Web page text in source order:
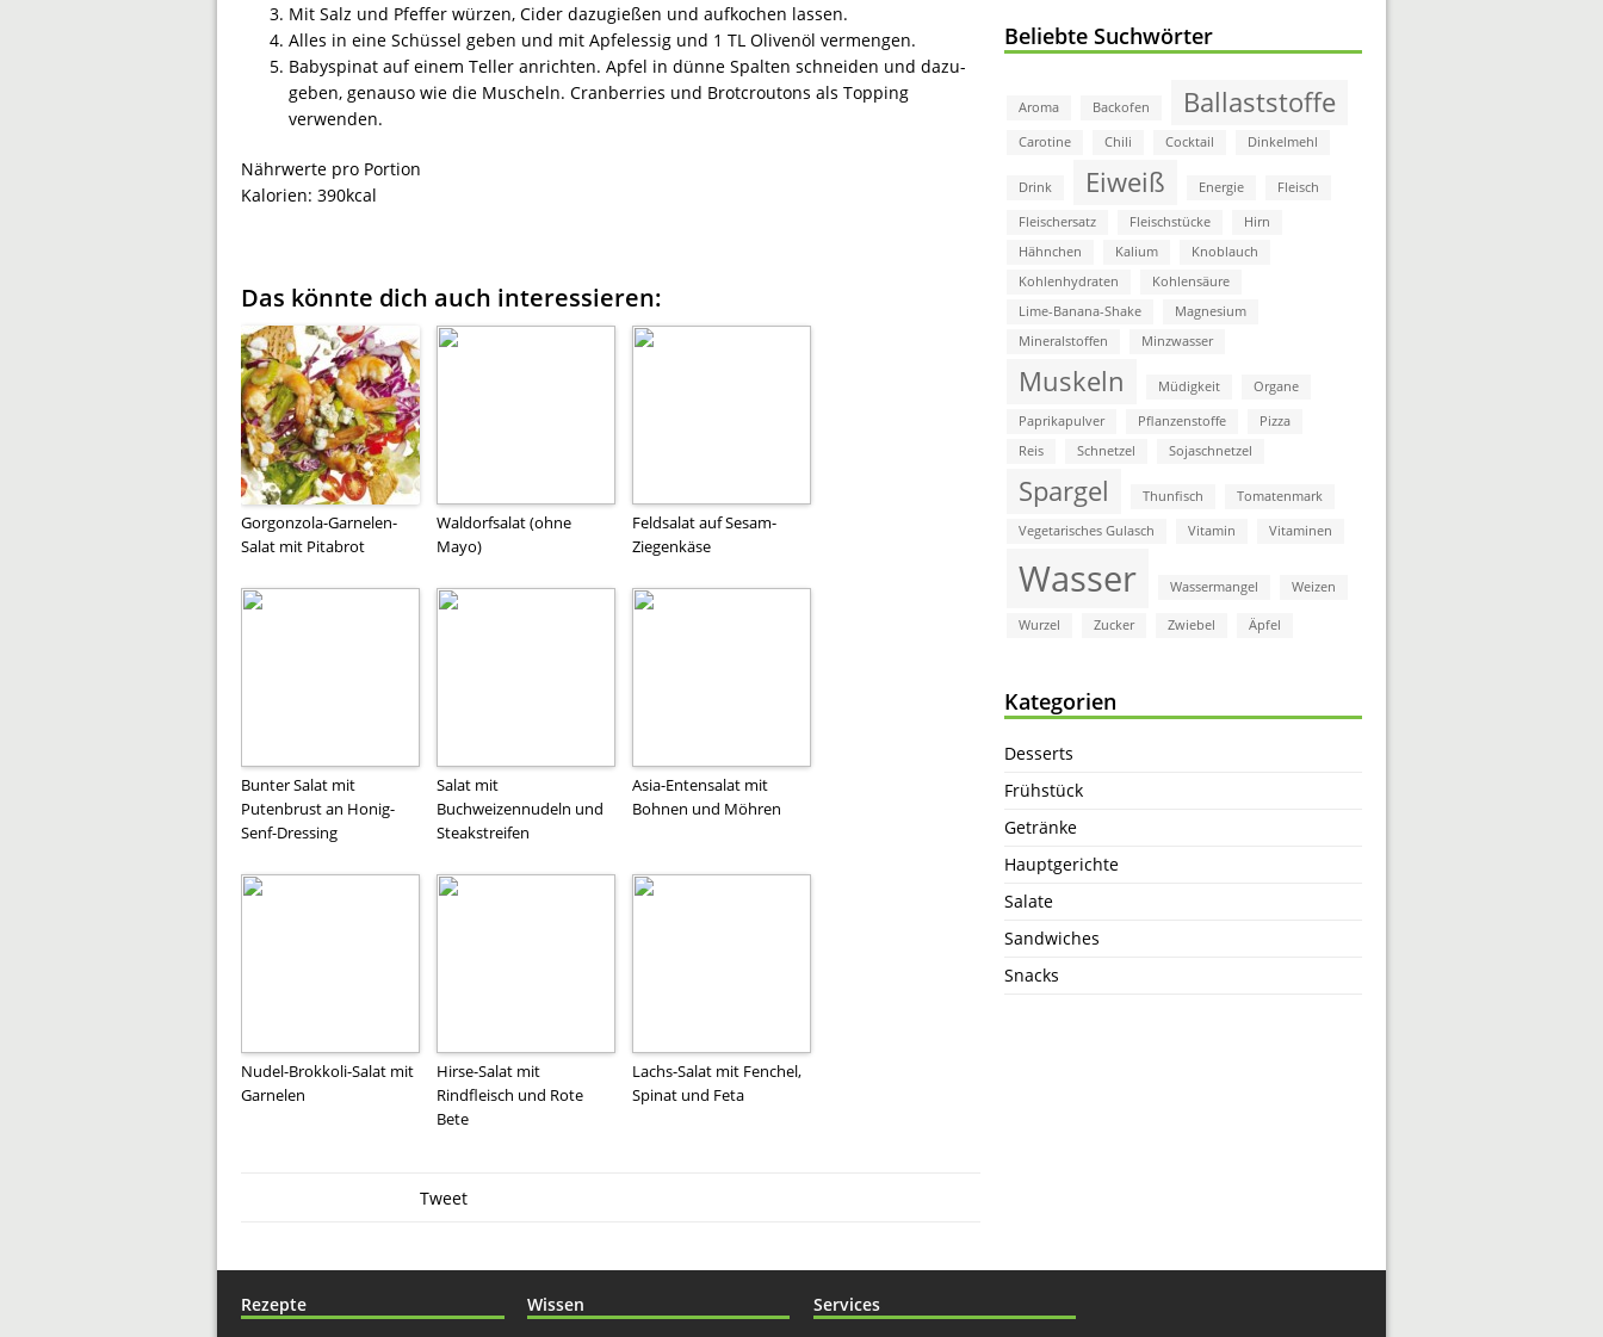
Mit Salz und Pfeffer würzen, Cider dazugießen und auf­kochen lassen.
Alles in eine Schüssel geben und mit Apfelessig und 1 TL Olivenöl vermengen.
Babyspinat auf einem Teller anrichten. Apfel in dünne Spalten schneiden und dazu­
geben, genauso wie die Muscheln. Cranberries und Brotcroutons als Topping
verwenden.
Nährwerte pro Portion
Kalorien: 390kcal
Das könnte dich auch interessieren:
Gorgonzola-Garnelen-
Salat mit Pitabrot
Waldorfsalat (ohne
Mayo)
Feldsalat auf Sesam-
Ziegenkäse
Bunter Salat mit
Putenbrust an Honig-
Senf-Dressing
Salat mit
Buchweizennudeln und
Steakstreifen
Asia-Entensalat mit
Bohnen und Möhren
Nudel-Brokkoli-Salat mit
Garnelen
Hirse-Salat mit
Rindfleisch und Rote
Bete
Lachs-Salat mit Fenchel,
Spinat und Feta
Tweet
Beliebte Suchwörter
Aroma Backofen Ballaststoffe
Carotine Chili Cocktail Dinkelmehl
Drink Eiweiß Energie Fleisch
Fleischersatz Fleischstücke
Hirn
Hähnchen
Kalium
Knoblauch
Kohlenhydraten
Kohlensäure
Lime-Banana-Shake
Magnesium
Mineralstoffen
Minzwasser
Muskeln Müdigkeit Organe
Paprikapulver Pflanzenstoffe
Pizza
Reis
Schnetzel Sojaschnetzel
Spargel Thunfisch Tomatenmark
Vegetarisches Gulasch Vitamin Vitaminen
Wasser Wassermangel Weizen
Wurzel Zucker Zwiebel Äpfel
Kategorien
Desserts
Frühstück
Getränke
Hauptgerichte
Salate
Sandwiches
Snacks
Rezepte Wissen Services